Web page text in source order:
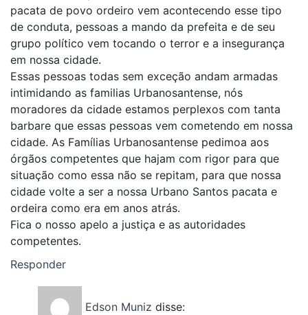
pacata de povo ordeiro vem acontecendo esse tipo
de conduta, pessoas a mando da prefeita e de seu
grupo político vem tocando o terror e a insegurança
em nossa cidade.
Essas pessoas todas sem exceção andam armadas
intimidando as familias Urbanosantense, nós
moradores da cidade estamos perplexos com tanta
barbare que essas pessoas vem cometendo em nossa
cidade. As Famílias Urbanosantense pedimoa aos
órgãos competentes que hajam com rigor para que
situação como essa não se repitam, para que nossa
cidade volte a ser a nossa Urbano Santos pacata e
ordeira como era em anos atrás.
Fica o nosso apelo a justiça e as autoridades
competentes.
Responder
Edson Muniz disse: